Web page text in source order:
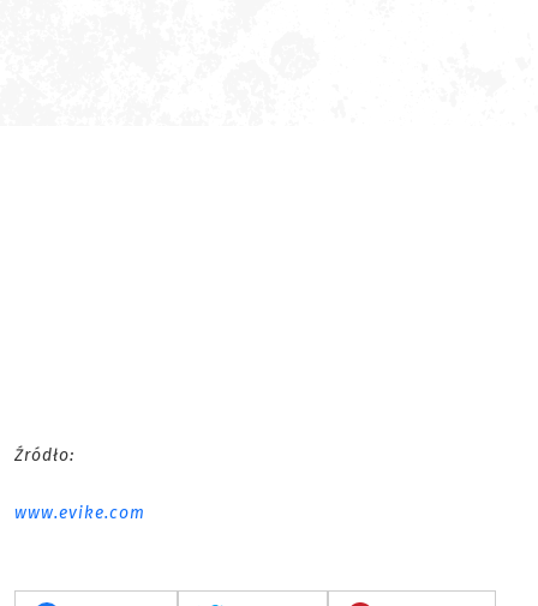
Źródło:
www.evike.com